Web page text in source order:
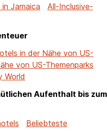
Jamaica
All-Inclusive-
in der Nähe von US-
von US-Themenparks
World
Aufenthalt bis zum
Beliebteste